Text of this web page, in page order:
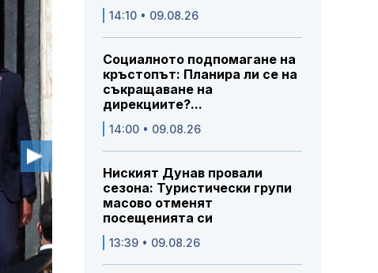
14:10 • 09.08.26
Социалното подпомагане на
кръстопът: Планира ли се на
съкращаване на
дирекциите?...
14:00 • 09.08.26
Ниският Дунав провали
сезона: Туристически групи
масово отменят
посещенията си
13:39 • 09.08.26